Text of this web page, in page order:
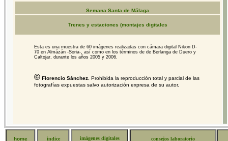
Semana Santa de Málaga
Trenes y estaciones (montajes digitales
Esta es una muestra de 60 imágenes realizadas con cámara digital Nikon D-
70 en Almázán -Soria-, así como en los términos de de Berlanga de Duero y
Caltojar, durante los años 2005 y 2006.
© Florencio Sánchez. Prohibida la reproducción total y parcial de las
fotografías expuestas salvo autorización expresa de su autor.
home indice imágenes digitales consejos laboratorio